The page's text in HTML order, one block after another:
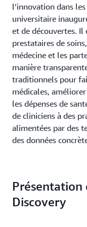
l’innovation dans
universitaire
et de découvertes. Il
prestataires de
médecine et les
manière
traditionnels pour
médicales,
les dépenses de
de cliniciens à des
alimentées par des
des données
Présentation
Discovery